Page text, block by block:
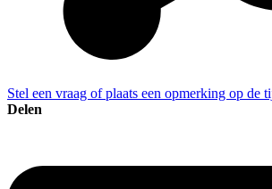
Stel een vraag of plaats een opmerking op de
Delen